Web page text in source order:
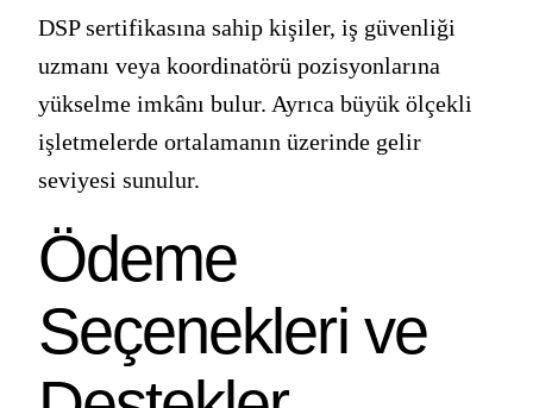
DSP sertifikasına sahip kişiler, iş güvenliği
uzmanı veya koordinatörü pozisyonlarına
yükselme imkânı bulur. Ayrıca büyük ölçekli
işletmelerde ortalamanın üzerinde gelir
seviyesi sunulur.
Ödeme
Seçenekleri ve